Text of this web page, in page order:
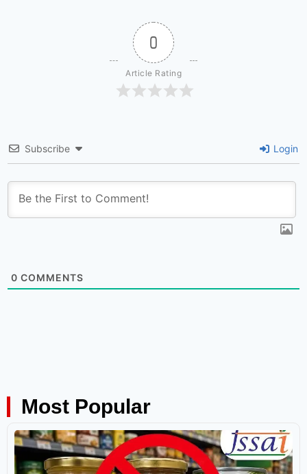
0
Article Rating
Subscribe Login
0 COMMENTS
Most Popular